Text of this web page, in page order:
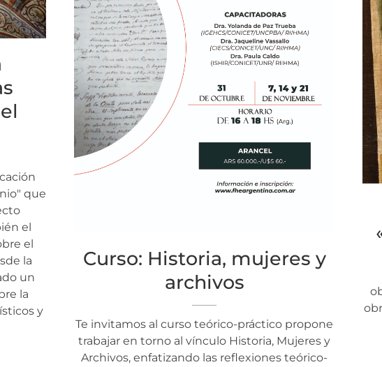
que
el
el
la
un
la
y
Curso: Historia, mujeres y
archivos
Te invitamos al curso teórico-práctico propone
trabajar en torno al vínculo Historia, Mujeres y
Archivos, enfatizando las reflexiones teórico-